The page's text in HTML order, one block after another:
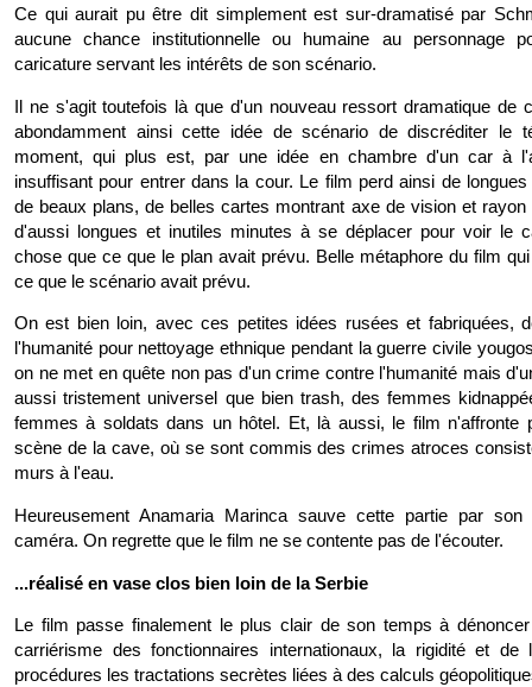
Ce qui aurait pu être dit simplement est sur-dramatisé par
aucune chance institutionnelle ou humaine au personnage
caricature servant les intérêts de son scénario.
Il ne s'agit toutefois là que d'un nouveau ressort dramatique de
abondamment ainsi cette idée de scénario de discréditer le
moment, qui plus est, par une idée en chambre d'un car à
insuffisant pour entrer dans la cour. Le film perd ainsi de
de beaux plans, de belles cartes montrant axe de vision et rayon
d'aussi longues et inutiles minutes à se déplacer pour voir le
chose que ce que le plan avait prévu. Belle métaphore du film
ce que le scénario avait prévu.
On est bien loin, avec ces petites idées rusées et fabriquées,
l'humanité pour nettoyage ethnique pendant la guerre civile
on ne met en quête non pas d'un crime contre l'humanité mais
aussi tristement universel que bien trash, des femmes
femmes à soldats dans un hôtel. Et, là aussi, le film n'affronte
scène de la cave, où se sont commis des crimes atroces
murs à l'eau.
Heureusement Anamaria Marinca sauve cette partie par son
caméra. On regrette que le film ne se contente pas de l'écouter.
...réalisé en vase clos bien loin de la Serbie
Le film passe finalement le plus clair de son temps à
carriérisme des fonctionnaires internationaux, la rigidité et de
procédures les tractations secrètes liées à des calculs